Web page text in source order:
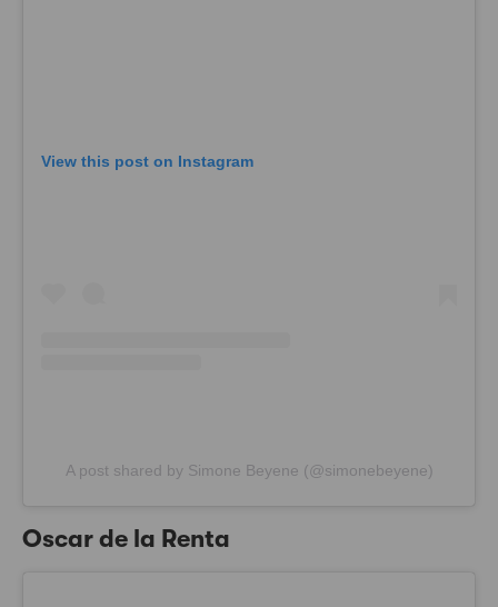
View this post on Instagram
A post shared by Simone Beyene (@simonebeyene)
Oscar de la Renta